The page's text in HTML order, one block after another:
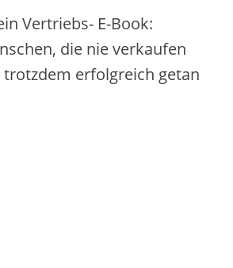
Vertriebs- E-Book:
die nie verkaufen
erfolgreich getan